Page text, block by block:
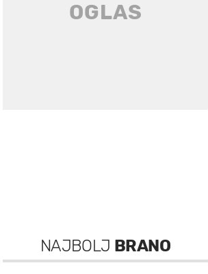
NAJBOLJ BRANO